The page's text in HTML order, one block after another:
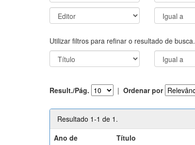
Utilizar filtros para refinar o resultado de busca.
Result./Pág. | Ordenar por
Resultado 1-1 de 1.
Ano de
Título